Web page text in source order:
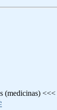
(medicinas) <<<